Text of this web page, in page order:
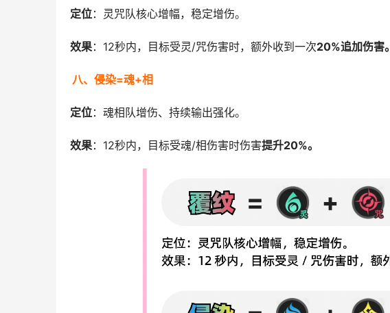
定位：灵咒队核心增幅，稳定增伤。
效果：12秒内，目标受灵/咒伤害时，额外收到一次20%追加伤害。
八、侵染=魂+相
定位：魂相队增伤、持续输出强化。
效果：12秒内，目标受魂/相伤害时伤害提升20%。